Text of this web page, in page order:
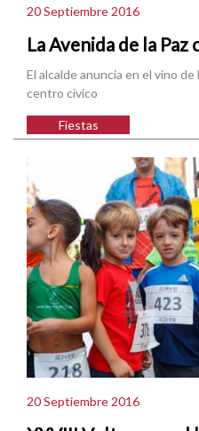
20 Septiembre 2016
La Avenida de la Paz
El alcalde anuncia en el vino
centro cívico
Fiestas
20 Septiembre 2016